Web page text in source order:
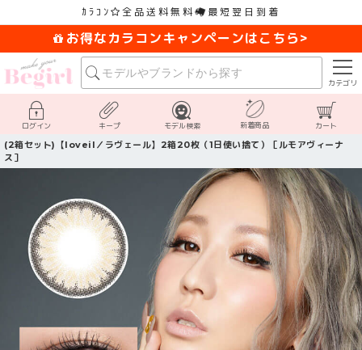
ｶﾗｺﾝ 全品送料無料 最短翌日到着
お得なカラコンキャンペーンはこちら>
カテゴリ
ログイン キープ モデル検索 新着商品 カート
(2箱セット)【loveil／ラヴェール】2箱20枚（1日使い捨て）［ルモアヴィーナ
ス］